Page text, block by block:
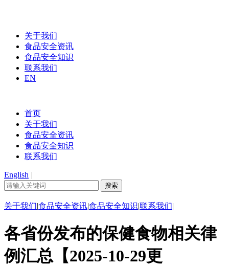
关于我们
食品安全资讯
食品安全知识
联系我们
EN
首页
关于我们
食品安全资讯
食品安全知识
联系我们
English |
关于我们|食品安全资讯|食品安全知识|联系我们|
各省份发布的保健食物相关律
例汇总【2025-10-29更